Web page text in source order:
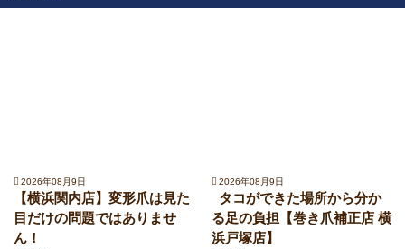
2026年08月9日
【横浜関内店】変形爪は見た
目だけの問題ではありませ
ん！
2026年08月9日
タコができた場所から分か
る足の負担【巻き爪補正店 横
浜戸塚店】